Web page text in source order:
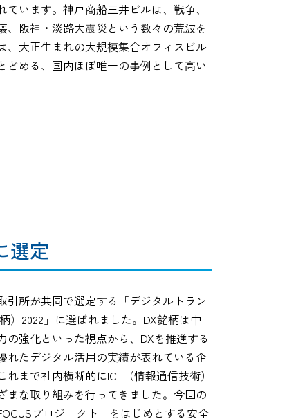
います。神戸商船三井ビルは、戦争、
、阪神・淡路大震災という数々の荒波を
、大正生まれの大規模集合オフィスビル
どめる、国内ほぼ唯一の事例として高い
選定
引所が共同で選定する「デジタルトラン
）2022」に選ばれました。DX銘柄は中
強化といった視点から、DXを推進する
れたデジタル活用の実績が表れている企
まで社内横断的にICT（情報通信技術）
まな取り組みを行ってきました。今回の
プロジェクト」をはじめとする安全